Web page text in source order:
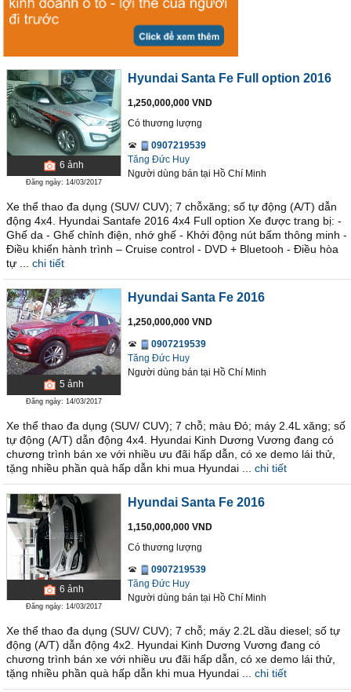
6 ảnh
Đăng ngày: 14/03/2017
Hyundai Santa Fe Full option 2016
1,250,000,000 VND
Có thương lượng
0907219539
Tăng Đức Huy
Người dùng bán tại Hồ Chí Minh
Xe thể thao đa dụng (SUV/ CUV); 7 chỗxăng; số tự động (A/T) dẫn
động 4x4. Hyundai Santafe 2016 4x4 Full option Xe được trang bị: -
Ghế da - Ghế chỉnh điện, nhớ ghế - Khởi động nút bấm thông minh -
Điều khiển hành trình – Cruise control - DVD + Bluetooh - Điều hòa
tự ...
chi tiết
5 ảnh
Đăng ngày: 14/03/2017
Hyundai Santa Fe 2016
1,250,000,000 VND
0907219539
Tăng Đức Huy
Người dùng bán tại Hồ Chí Minh
Xe thể thao đa dụng (SUV/ CUV); 7 chỗ; màu Đỏ; máy 2.4L xăng; số
tự động (A/T) dẫn động 4x4. Hyundai Kinh Dương Vương đang có
chương trình bán xe với nhiều ưu đãi hấp dẫn, có xe demo lái thử,
tặng nhiều phần quà hấp dẫn khi mua Hyundai ...
chi tiết
6 ảnh
Đăng ngày: 14/03/2017
Hyundai Santa Fe 2016
1,150,000,000 VND
Có thương lượng
0907219539
Tăng Đức Huy
Người dùng bán tại Hồ Chí Minh
Xe thể thao đa dụng (SUV/ CUV); 7 chỗ; máy 2.2L dầu diesel; số tự
động (A/T) dẫn động 4x2. Hyundai Kinh Dương Vương đang có
chương trình bán xe với nhiều ưu đãi hấp dẫn, có xe demo lái thử,
tặng nhiều phần quà hấp dẫn khi mua Hyundai ...
chi tiết